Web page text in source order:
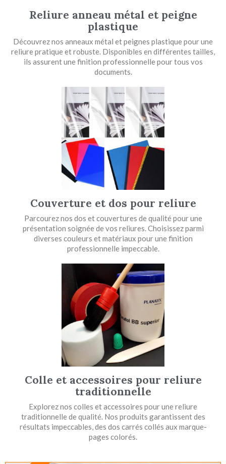
Reliure anneau métal et peigne
plastique
Découvrez nos anneaux métal et peignes plastique pour une
reliure pratique et robuste. Disponibles en différentes tailles,
ils assurent une finition professionnelle pour tous vos
documents.
Couverture et dos pour reliure
Parcourez nos dos et couvertures de qualité pour une
présentation soignée de vos reliures. Choisissez parmi
diverses couleurs et matériaux pour une finition
professionnelle impeccable.
Colle et accessoires pour reliure
traditionnelle
Explorez nos colles et accessoires pour une reliure
traditionnelle de qualité. Nos produits garantissent des
résultats impeccables, des dos carrés collés aux marque-
pages colorés.